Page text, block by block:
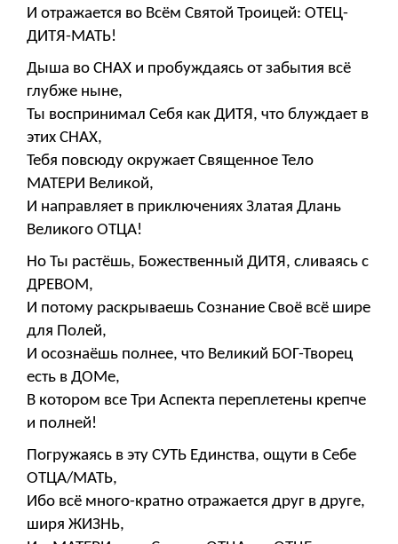
И отражается во Всём Святой Троицей: ОТЕЦ-
ДИТЯ-МАТЬ!
Дыша во СНАХ и пробуждаясь от забытия всё
глубже ныне,
Ты воспринимал Себя как ДИТЯ, что блуждает в
этих СНАХ,
Тебя повсюду окружает Священное Тело
МАТЕРИ Великой,
И направляет в приключениях Златая Длань
Великого ОТЦА!
Но Ты растёшь, Божественный ДИТЯ, сливаясь с
ДРЕВОМ,
И потому раскрываешь Сознание Своё всё шире
для Полей,
И осознаёшь полнее, что Великий БОГ-Творец
есть в ДОМе,
В котором все Три Аспекта переплетены крепче
и полней!
Погружаясь в эту СУТЬ Единства, ощути в Себе
ОТЦА/МАТЬ,
Ибо всё много-кратно отражается друг в друге,
ширя ЖИЗНЬ,